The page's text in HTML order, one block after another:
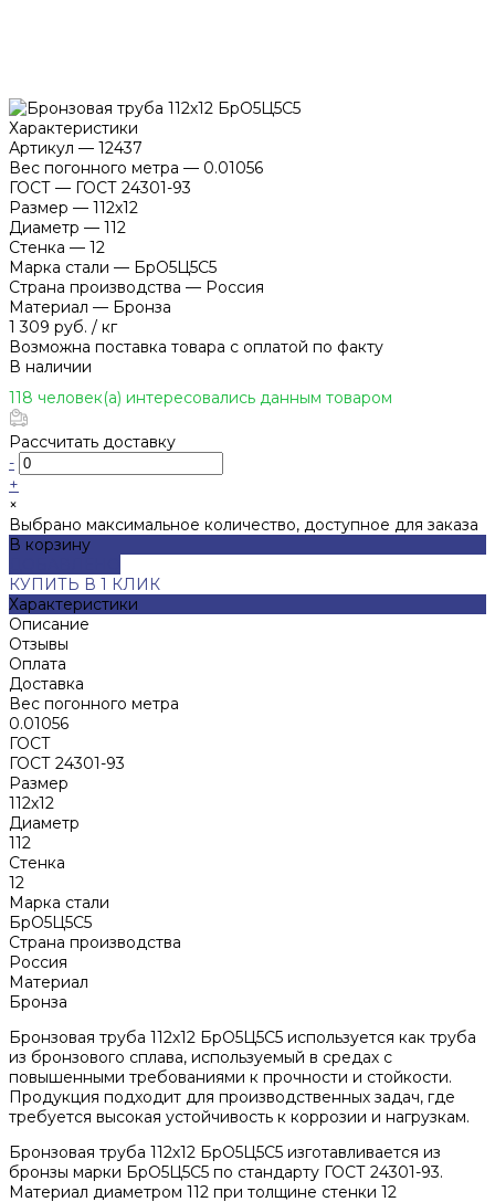
Характеристики
Артикул — 12437
Вес погонного метра — 0.01056
ГОСТ — ГОСТ 24301-93
Размер — 112х12
Диаметр — 112
Стенка — 12
Марка стали — БрО5Ц5С5
Страна производства — Россия
Материал — Бронза
1 309 руб. / кг
Возможна поставка товара с оплатой по факту
В наличии
118 человек(а) интересовались данным товаром
Рассчитать доставку
-
+
×
Выбрано максимальное количество, доступное для заказа
В корзину
КУПИТЬ В 1 КЛИК
Характеристики
Описание
Отзывы
Оплата
Доставка
Вес погонного метра
0.01056
ГОСТ
ГОСТ 24301-93
Размер
112х12
Диаметр
112
Стенка
12
Марка стали
БрО5Ц5С5
Страна производства
Россия
Материал
Бронза
Бронзовая труба 112х12 БрО5Ц5С5 используется как труба
из бронзового сплава, используемый в средах с
повышенными требованиями к прочности и стойкости.
Продукция подходит для производственных задач, где
требуется высокая устойчивость к коррозии и нагрузкам.
Бронзовая труба 112х12 БрО5Ц5С5 изготавливается из
бронзы марки БрО5Ц5С5 по стандарту ГОСТ 24301-93.
Материал диаметром 112 при толщине стенки 12